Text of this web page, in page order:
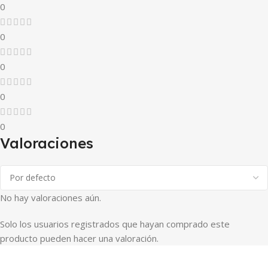
0
0
0
0
0
Valoraciones
No hay valoraciones aún.
Solo los usuarios registrados que hayan comprado este
producto pueden hacer una valoración.